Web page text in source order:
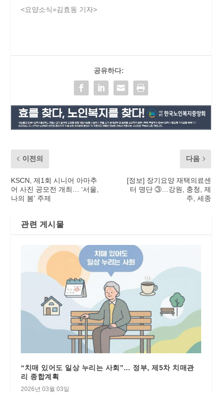
<요양소식=김효동 기자>
공유하다:
이전의
KSCN, 제1회 시니어 아마추
어 사진 공모전 개최… ‘서울,
나의 봄’ 주제
다음
[정보] 장기요양 재택의료센
터 명단 ③…강원, 충청, 제
주, 세종
관련 게시물
“치매 있어도 일상 누리는 사회”… 정부, 제5차 치매관
리 종합계획
2026년 03월 03일